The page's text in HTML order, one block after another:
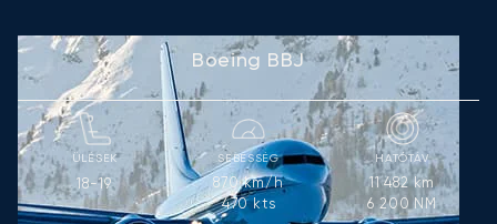
Boeing BBJ
ÜLÉSEK
18-19
SEBESSÉG
870km/h
470kts
HATÓTÁV
11 482 km
6 200 NM